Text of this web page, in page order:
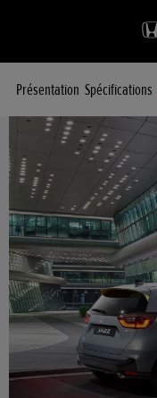
Présentation Spécifications